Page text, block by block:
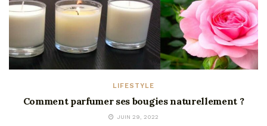
LIFESTYLE
Comment parfumer ses bougies naturellement ?
JUIN 29, 2022